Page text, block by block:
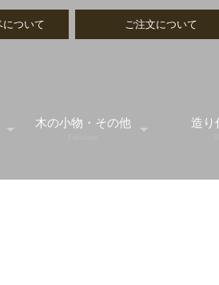
について ご注文について
木の小物・その他 造り